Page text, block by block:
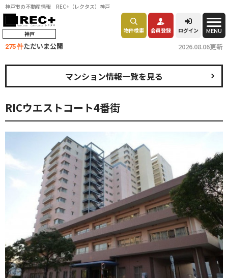
神戸市の不動産情報 REC+（レクタス）神戸
神戸 物件検索 会員登録 ログイン MENU
275 件ただいま公開 2026.08.06更新
RICウエストコート4番街
マンション情報一覧を見る